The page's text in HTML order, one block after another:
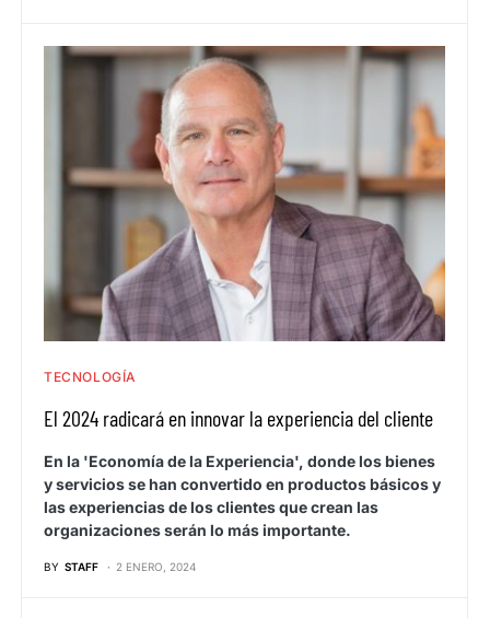
TECNOLOGÍA
El 2024 radicará en innovar la experiencia del cliente
En la 'Economía de la Experiencia', donde los bienes
y servicios se han convertido en productos básicos y
las experiencias de los clientes que crean las
organizaciones serán lo más importante.
BY STAFF 2 ENERO, 2024